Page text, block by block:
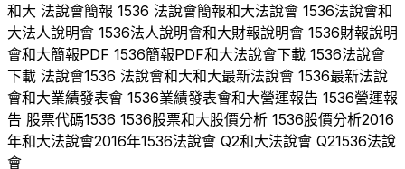
和大 法說會簡報 1536 法說會簡報和大法說會 1536法說會和
大法人說明會 1536法人說明會和大財報說明會 1536財報說明
會和大簡報PDF 1536簡報PDF和大法說會下載 1536法說會
下載 法說會1536 法說會和大和大最新法說會 1536最新法說
會和大業績發表會 1536業績發表會和大營運報告 1536營運報
告 股票代碼1536 1536股票和大股價分析 1536股價分析2016
年和大法說會2016年1536法說會 Q2和大法說會 Q21536法說
會